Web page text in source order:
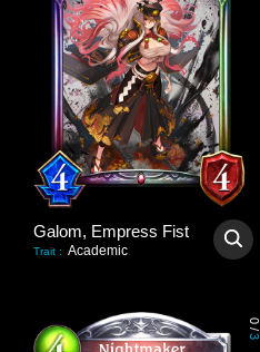
Galom, Empress Fist
Trait : Academic
0
/
3